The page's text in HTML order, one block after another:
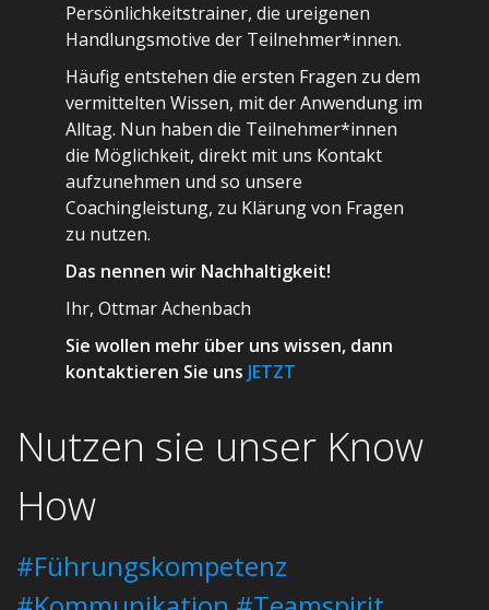
Persönlichkeitstrainer, die ureigenen
Handlungsmotive der Teilnehmer*innen.
Häufig entstehen die ersten Fragen zu dem
vermittelten Wissen, mit der Anwendung im
Alltag. Nun haben die Teilnehmer*innen
die Möglichkeit, direkt mit uns Kontakt
aufzunehmen und so unsere
Coachingleistung, zu Klärung von Fragen
zu nutzen.
Das nennen wir Nachhaltigkeit!
Ihr, Ottmar Achenbach
Sie wollen mehr über uns wissen, dann
kontaktieren Sie uns JETZT
Nutzen sie unser Know
How
#Führungskompetenz